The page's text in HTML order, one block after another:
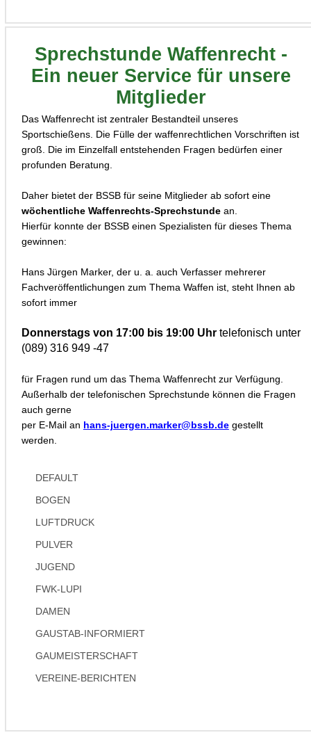
Sprechstunde Waffenrecht -
Ein neuer Service für unsere
Mitglieder
Das Waffenrecht ist zentraler Bestandteil unseres
Sportschießens. Die Fülle der waffenrechtlichen Vorschriften ist
groß. Die im Einzelfall entstehenden Fragen bedürfen einer
profunden Beratung.
Daher bietet der BSSB für seine Mitglieder ab sofort eine
wöchentliche Waffenrechts-Sprechstundean.
Hierfür konnte der BSSB einen Spezialisten für dieses Thema
gewinnen:
Hans Jürgen Marker, der u. a. auch Verfasser mehrerer
Fachveröffentlichungen zum Thema Waffen ist, steht Ihnen ab
sofort immer
Donnerstags von 17:00 bis 19:00 Uhrtelefonisch unter
(089) 316 949 -47
für Fragen rund um das Thema Waffenrecht zur Verfügung.
Außerhalb der telefonischen Sprechstunde können die Fragen
auch gerne
per E-Mail an hans-juergen.marker@bssb.degestellt
werden.
DEFAULT
BOGEN
LUFTDRUCK
PULVER
JUGEND
FWK-LUPI
DAMEN
GAUSTAB-INFORMIERT
GAUMEISTERSCHAFT
VEREINE-BERICHTEN